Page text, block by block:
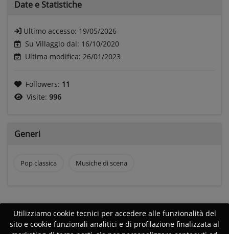
Date e Statistiche
Ultimo accesso: 19/05/2026
Su Villaggio dal: 16/10/2020
Ultima modifica: 26/01/2023
Followers: 11
Visite: 996
Generi
Pop classica Musiche di scena
Video
Utilizziamo cookie tecnici per accedere alle funzionalità del
sito e cookie funzionali analitici e di profilazione finalizzata al